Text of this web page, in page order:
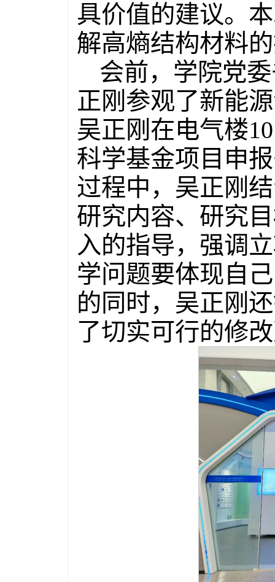
具价值的建议。
解高熵结构材料
会前，学院党
正刚参观了新能
吴正刚在电气楼
科学基金项目申
过程中，吴正刚
研究内容、研究
入的指导，强调
学问题要体现自
的同时，吴正刚
了切实可行的修